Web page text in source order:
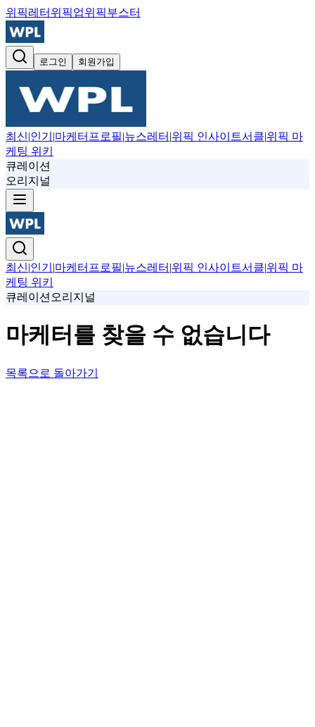
위픽레터 위픽업위픽부스터
로그인 회원가입
최신|인기 |마케터프로필|뉴스레터 |위픽 인사이트서클|위픽 마
케팅 위키
큐레이션
오리지널
최신|인기 |마케터프로필|뉴스레터 |위픽 인사이트서클|위픽 마
케팅 위키
큐레이션 오리지널
마케터를 찾을 수 없습니다
목록으로 돌아가기